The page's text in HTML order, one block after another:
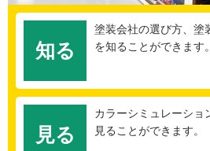
知る
塗装会社の選び方、塗
を知ることができます。
見る
カラーシミュレーショ
見ることができます。